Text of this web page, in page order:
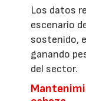
Los datos
escenario
sostenido,
ganando
del sector.